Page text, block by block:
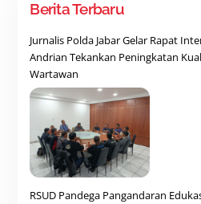
Berita Terbaru
Jurnalis Polda Jabar Gelar Rapat
Andrian Tekankan Peningkatan
Wartawan
RSUD Pandega Pangandaran